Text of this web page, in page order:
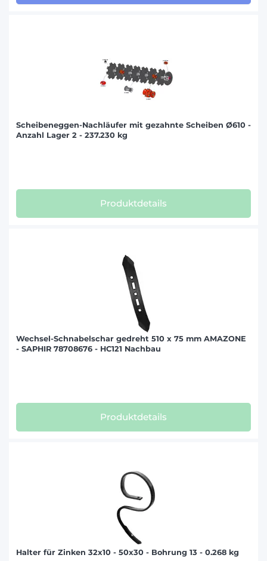
Scheibeneggen-Nachläufer mit gezahnte Scheiben Ø610 -
Anzahl Lager 2 - 237.230 kg
Produktdetails
Wechsel-Schnabelschar gedreht 510 x 75 mm AMAZONE
- SAPHIR 78708676 - HC121 Nachbau
Produktdetails
Halter für Zinken 32x10 - 50x30 - Bohrung 13 - 0.268 kg